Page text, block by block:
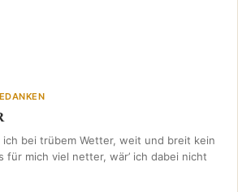
bei trübem Wetter, weit und breit kein
für mich viel netter, wär’ ich dabei nicht